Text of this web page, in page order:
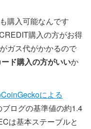
購入可能なんです
購入の方がお得
ガス代がかかるので
ド購入の方がいいか
による
ログの基準値の約1.4
は基本ステーブルと